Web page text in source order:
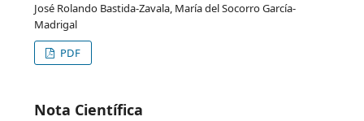
José Rolando Bastida-Zavala, María del Socorro García-
Madrigal
PDF
Nota Científica